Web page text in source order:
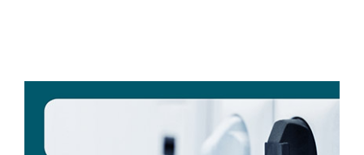
agrandie